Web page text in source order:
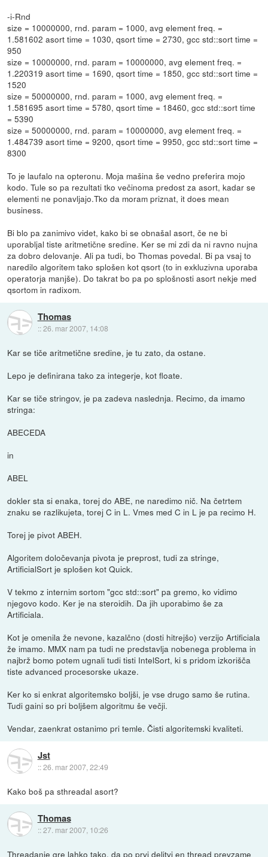
-i-Rnd
size = 10000000, rnd. param = 1000, avg element freq. =
1.581602 asort time = 1030, qsort time = 2730, gcc std::sort time =
950
size = 10000000, rnd. param = 10000000, avg element freq. =
1.220319 asort time = 1690, qsort time = 1850, gcc std::sort time =
1520
size = 50000000, rnd. param = 1000, avg element freq. =
1.581695 asort time = 5780, qsort time = 18460, gcc std::sort time
= 5390
size = 50000000, rnd. param = 10000000, avg element freq. =
1.484739 asort time = 9200, qsort time = 9950, gcc std::sort time =
8300
To je laufalo na opteronu. Moja mašina še vedno preferira mojo
kodo. Tule so pa rezultati tko večinoma predost za asort, kadar se
elementi ne ponavljajo.Tko da moram priznat, it does mean
business.
Bi blo pa zanimivo videt, kako bi se obnašal asort, če ne bi
uporabljal tiste aritmetične sredine. Ker se mi zdi da ni ravno nujna
za dobro delovanje. Ali pa tudi, bo Thomas povedal. Bi pa vsaj to
naredilo algoritem tako splošen kot qsort (to in exkluzivna uporaba
operatorja manjše). Do takrat bo pa po splošnosti asort nekje med
qsortom in radixom.
Thomas
::26. mar 2007, 14:08
Kar se tiče aritmetične sredine, je tu zato, da ostane.
Lepo je definirana tako za integerje, kot floate.
Kar se tiče stringov, je pa zadeva naslednja. Recimo, da imamo
stringa:
ABECEDA
in
ABEL
dokler sta si enaka, torej do ABE, ne naredimo nič. Na četrtem
znaku se razlikujeta, torej C in L. Vmes med C in L je pa recimo H.
Torej je pivot ABEH.
Algoritem določevanja pivota je preprost, tudi za stringe,
ArtificialSort je splošen kot Quick.
V tekmo z internim sortom "gcc std::sort" pa gremo, ko vidimo
njegovo kodo. Ker je na steroidih. Da jih uporabimo še za
Artificiala.
Kot je omenila že nevone, kazalčno (dosti hitrejšo) verzijo Artificiala
že imamo. MMX nam pa tudi ne predstavlja nobenega problema in
najbrž bomo potem ugnali tudi tisti IntelSort, ki s pridom izkorišča
tiste advanced procesorske ukaze.
Ker ko si enkrat algoritemsko boljši, je vse drugo samo še rutina.
Tudi gaini so pri boljšem algoritmu še večji.
Vendar, zaenkrat ostanimo pri temle. Čisti algoritemski kvaliteti.
Jst
::26. mar 2007, 22:49
Kako boš pa sthreadal asort?
Thomas
::27. mar 2007, 10:26
Threadanje gre lahko tako, da po prvi delitvi en thread prevzame